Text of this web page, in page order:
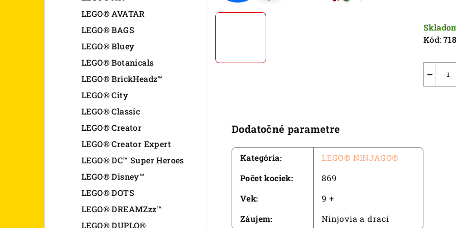
LEGO® AVATAR
LEGO® BAGS
LEGO® Bluey
LEGO® Botanicals
LEGO® BrickHeadz™
LEGO® City
LEGO® Classic
LEGO® Creator
LEGO® Creator Expert
LEGO® DC™ Super Heroes
LEGO® Disney™
LEGO® DOTS
LEGO® DREAMZzz™
LEGO® DUPLO®
cena:
Kód:
−
Dodatočné parametre
Kategória:
LEGO® NINJAGO®
Počet kociek:
869
Vek:
9 +
Záujem: Ninjovia a draci